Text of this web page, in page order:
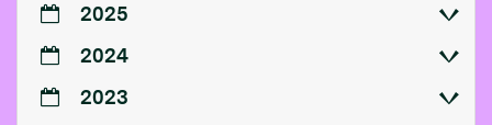
2025
2024
2023